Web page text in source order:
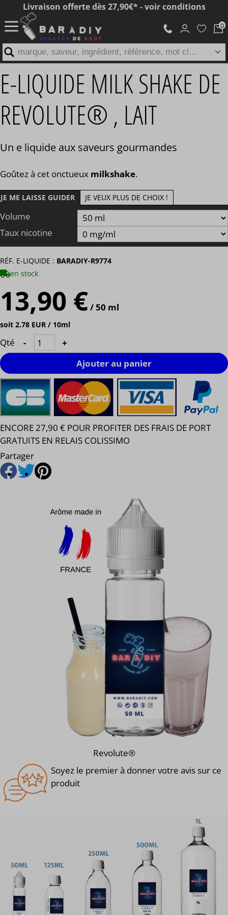
E-LIQUIDE MILK SHAKE DE
REVOLUTE® , LAIT
Un e liquide aux saveurs gourmandes
Goûtez à cet onctueux milkshake.
JE ME LAISSE GUIDER JE VEUX PLUS DE CHOIX !
Volume
Taux nicotine
RÉF. E-LIQUIDE : BARADIY-R9774
en stock
13,90 €/ 50 ml
soit 2.78 EUR / 10ml
Qté -
+
Ajouter au panier
ENCORE 27,90 € POUR PROFITER DES FRAIS DE PORT
GRATUITS EN RELAIS COLISSIMO
Partager
Revolute®
Soyez le premier à donner votre avis sur ce
produit
Livraison offerte dès 27,90€* - voir conditions
marque, saveur, ingrédient, référence, mot clé...